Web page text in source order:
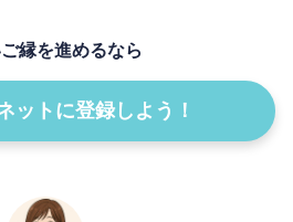
縁を進めるなら
ットに登録しよう！